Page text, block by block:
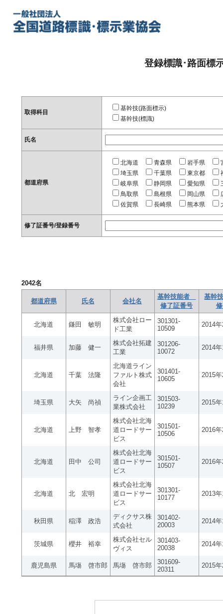
登録標識･路面標
取得科目
基幹技(路面標示)
基幹技(標識)
氏名
都道府県
北海道 青森県 岩手県
埼玉県
千葉県 東京都
岐阜県
静岡県 愛知県
鳥取県
島根県 岡山県
佐賀県
長崎県 熊本県
修了証番号/登録番号
2042名
都道府県 氏名 会社名
基幹技能者
修了証番号
基幹
北海道 鎌田 敏明
株式会社ロー
ド工業
301301-
10509
2014
福井県 加藤 健一
株式会社拓建
工業
301206-
10072
2014
北海道 千葉 法隆
北海道ライン
ファルト株式
会社
301401-
10605
2015
埼玉県 大矢 尚禎
ライン企画工
業株式会社
301503-
10239
2015
北海道 上野 智孝
株式会社北海
道ロードサー
ビス
301501-
10506
2016
北海道 田中 公司
株式会社北海
道ロードサー
ビス
301501-
10507
2016
北海道 北 宏明
株式会社北海
道ロードサー
ビス
301301-
10177
2013
秋田県 稲澤 政浩
ディクサス株
式会社
301402-
20003
2014
茨城県 櫻井 裕幸
株式会社セル
ヴィス
301403-
20038
2014
鹿児島県 馬塲 啓市郎 馬塲 啓市郎
301609-
20311
2015